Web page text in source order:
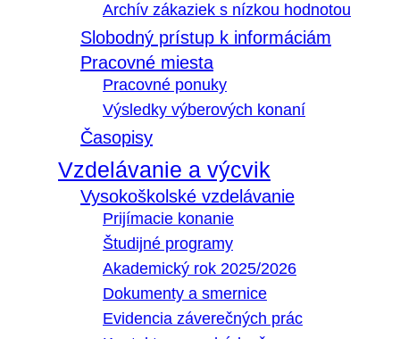
Archív zákaziek s nízkou hodnotou
Slobodný prístup k informáciám
Pracovné miesta
Pracovné ponuky
Výsledky výberových konaní
Časopisy
Vzdelávanie a výcvik
Vysokoškolské vzdelávanie
Prijímacie konanie
Študijné programy
Akademický rok 2025/2026
Dokumenty a smernice
Evidencia záverečných prác